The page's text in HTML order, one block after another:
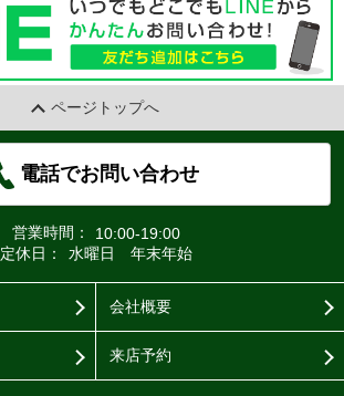
ページトップへ
電話でお問い合わせ
営業時間：
10:00-19:00
定休日：
水曜日 年末年始
会社概要
来店予約